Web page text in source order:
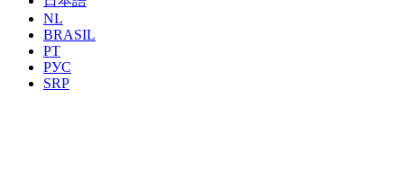
NL
BRASIL
PT
РУС
SRP